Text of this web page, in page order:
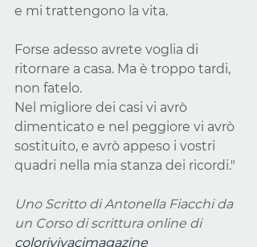
e mi trattengono la vita.
Forse adesso avrete voglia di
ritornare a casa. Ma è troppo tardi,
non fatelo.
Nel migliore dei casi vi avrò
dimenticato e nel peggiore vi avrò
sostituito, e avrò appeso i vostri
quadri nella mia stanza dei ricordi."
Uno Scritto di Antonella Fiacchi da
un Corso di scrittura online di
colorivivacimagazine